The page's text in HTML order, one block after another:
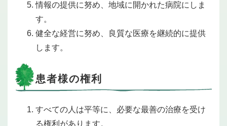
情報の提供に努め、地域に開かれた病院にしま
す。
健全な経営に努め、良質な医療を継続的に提供
します。
患者様の権利
すべての人は平等に、必要な最善の治療を受け
る権利があります。